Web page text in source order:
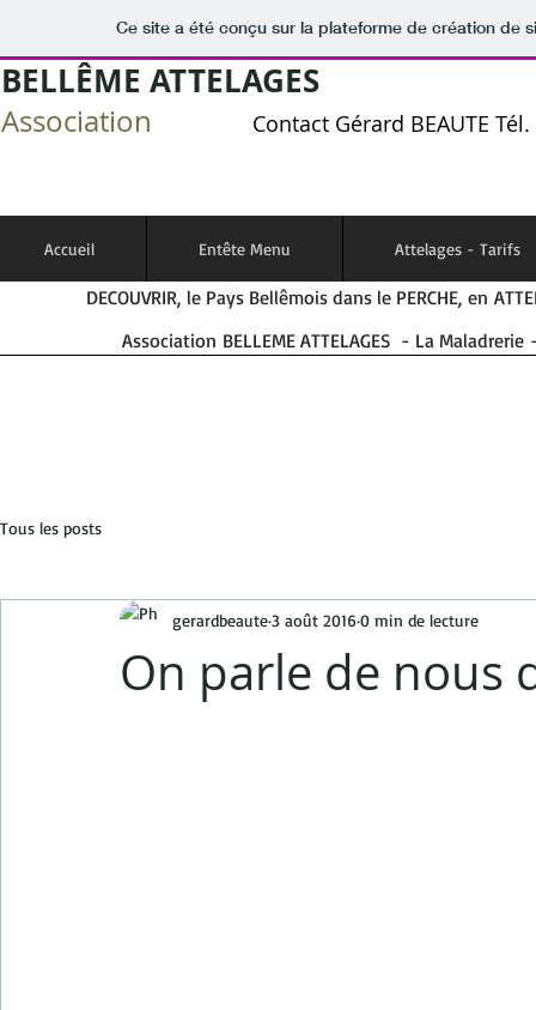
Ce site a été conçu sur la plateforme de création de
BELLÊME ATTELAGES
Association Contact Gérard BEAUTE
Accueil Entête Menu Attelages - Tarifs
DECOUVRIR, le Pays Bellêmois dans le PERCHE, en
Association BELLEME ATTELAGES - La
Tous les posts
On parle de nous
gerardbeaute3 août 20160 min de lecture